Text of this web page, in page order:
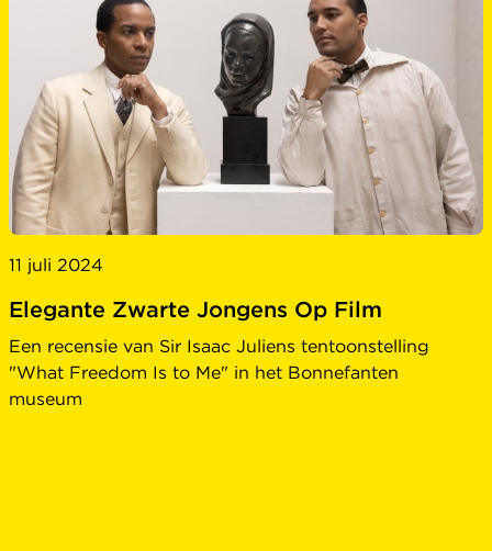
11 juli 2024
Elegante Zwarte Jongens Op Film
Een recensie van Sir Isaac Juliens tentoonstelling
"What Freedom Is to Me" in het Bonnefanten
museum